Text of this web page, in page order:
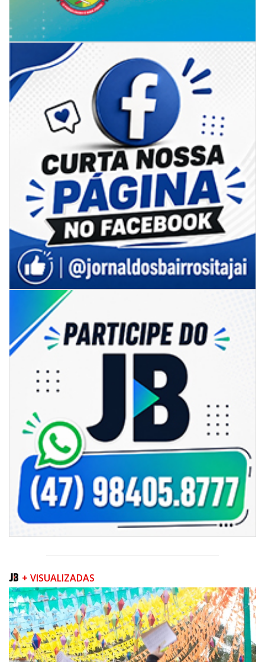
Rede Municipal de Ensino inicia entrega de novos uniformes para
merendeiras
GERAL
05/08/2026 | 07:00
Sorveteria do Norte de SC expande e abre primeira unidade em
Florianópolis
GERAL
05/08/2026 | 07:00
Queda na geração europeia ocorre enquanto inteligência artificial, data
centers e carros elétricos elevam a demanda e colocam o
armazenamento no centro do debate energético
+ VISUALIZADAS